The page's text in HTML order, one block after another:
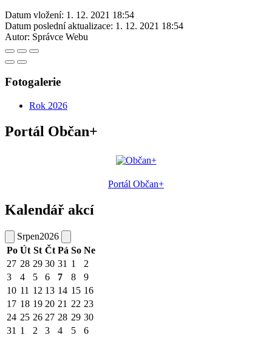
Datum vložení: 1. 12. 2021 18:54
Datum poslední aktualizace: 1. 12. 2021 18:54
Autor: Správce Webu
Fotogalerie
Rok 2026
Portál Občan+
Portál Občan+
Kalendář akcí
Srpen2026
Po Út St Čt Pá So Ne
27 28 29 30 31 1
2
3
4 5 6 7 8
9
10 11 12 13 14 15 16
17 18 19 20 21 22 23
24 25 26 27 28 29 30
31 1 2 3 4 5 6